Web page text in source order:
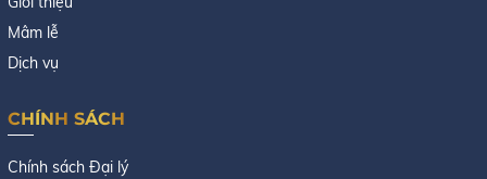
Mâm lễ
Dịch vụ
CHÍNH SÁCH
Chính sách Đại lý